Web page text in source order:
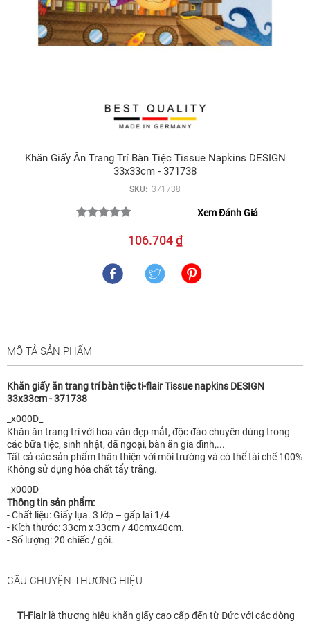
Khăn Giấy Ăn Trang Trí Bàn Tiệc Tissue Napkins DESIGN
33x33cm - 371738
SKU: 371738
Xem Đánh Giá
106.704 ₫
MÔ TẢ SẢN PHẨM
Khăn giấy ăn trang trí bàn tiệc ti-flair Tissue napkins DESIGN
33x33cm - 371738
_x000D_
Khăn ăn trang trí với hoa văn đẹp mắt, độc đáo chuyên dùng trong
các bữa tiệc, sinh nhật, dã ngoại, bàn ăn gia đình,...
Tất cả các sản phẩm thân thiện với môi trường và có thể tái chế 100%
Không sử dụng hóa chất tẩy trắng.
_x000D_
Thông tin sản phẩm:
- Chất liệu: Giấy lụa. 3 lớp – gấp lại 1/4
- Kích thước: 33cm x 33cm / 40cmx40cm.
- Số lượng: 20 chiếc / gói.
CÂU CHUYỆN THƯƠNG HIỆU
Ti-Flair là thương hiệu khăn giấy cao cấp đến từ Đức với các dòng